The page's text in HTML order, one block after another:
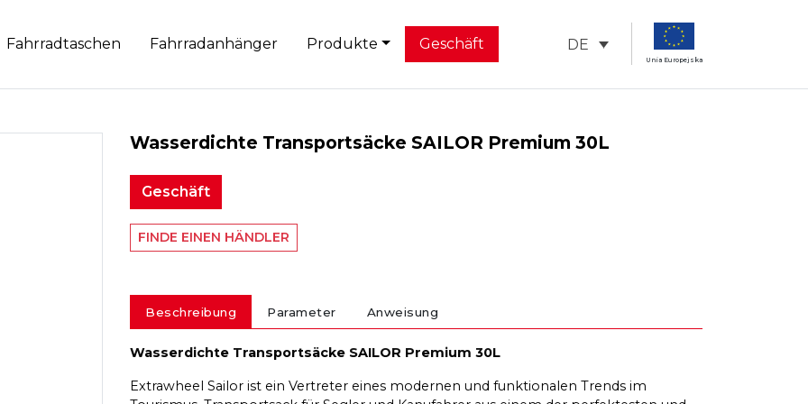
Fahrradtaschen Fahrradanhänger Produkte Geschäft DE
Unia Europejska
Wasserdichte Transportsäcke SAILOR Premium 30L
Geschäft
FINDE EINEN HÄNDLER
Beschreibung Parameter Anweisung
Wasserdichte Transportsäcke SAILOR Premium 30L
Extrawheel Sailor ist ein Vertreter eines modernen und funktionalen Trends im